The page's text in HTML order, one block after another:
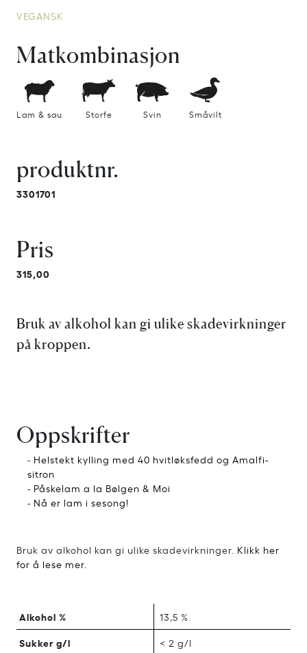
VEGANSK
Matkombinasjon
Lam & sau Storfe Svin Småvilt
produktnr.
3301701
Pris
315,00
Bruk av alkohol kan gi ulike skadevirkninger
på kroppen.
Oppskrifter
- Helstekt kylling med 40 hvitløksfedd og Amalfi-
sitron
- Påskelam a la Bølgen & Moi
- Nå er lam i sesong!
Bruk av alkohol kan gi ulike skadevirkninger. Klikk her
for å lese mer.
Alkohol % 13,5 %
Sukker g/l < 2 g/l